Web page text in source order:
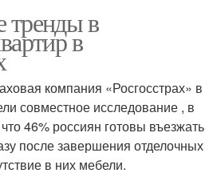
тренды в
в
компания «Росгосстрах» в
совместное исследование , в
46% россиян готовы въезжать
после завершения отделочных
в них мебели.